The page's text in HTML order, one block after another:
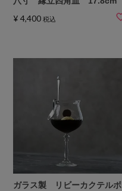
¥ 4,400 税込
ガラス製 リビーカクテルボ